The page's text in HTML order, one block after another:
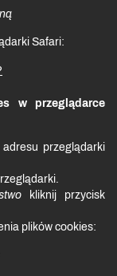
Safari:
w przeglądarce
przeglądarki
kliknij przycisk
plików cookies: